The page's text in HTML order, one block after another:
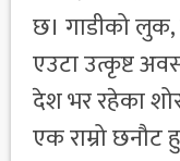
छ। गाडीको
एउटा उत्कृष्ट
देश भर रहेका
एक राम्रो